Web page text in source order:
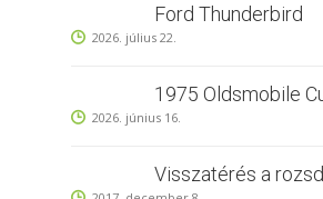
Ford Thunderbird
2026. július 22.
1975 Oldsmobile
2026. június 16.
Visszatérés a